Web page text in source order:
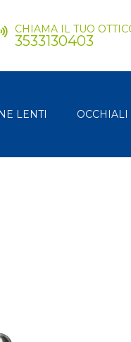
CHIAMA IL TUO
3533130403
LENTI OCCHIALI